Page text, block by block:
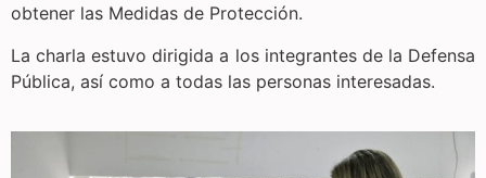
obtener las Medidas de Protección.
La charla estuvo dirigida a los integrantes de la Defensa
Pública, así como a todas las personas interesadas.